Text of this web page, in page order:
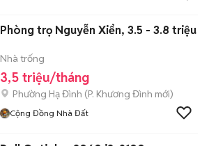
Phòng trọ Nguyễn Xiển, 3.5 - 3.8 triệu
Nhà trống
3,5 triệu/tháng
Phường Hạ Đình (P. Khương Đình mới)
Cộng Đồng Nhà Đất